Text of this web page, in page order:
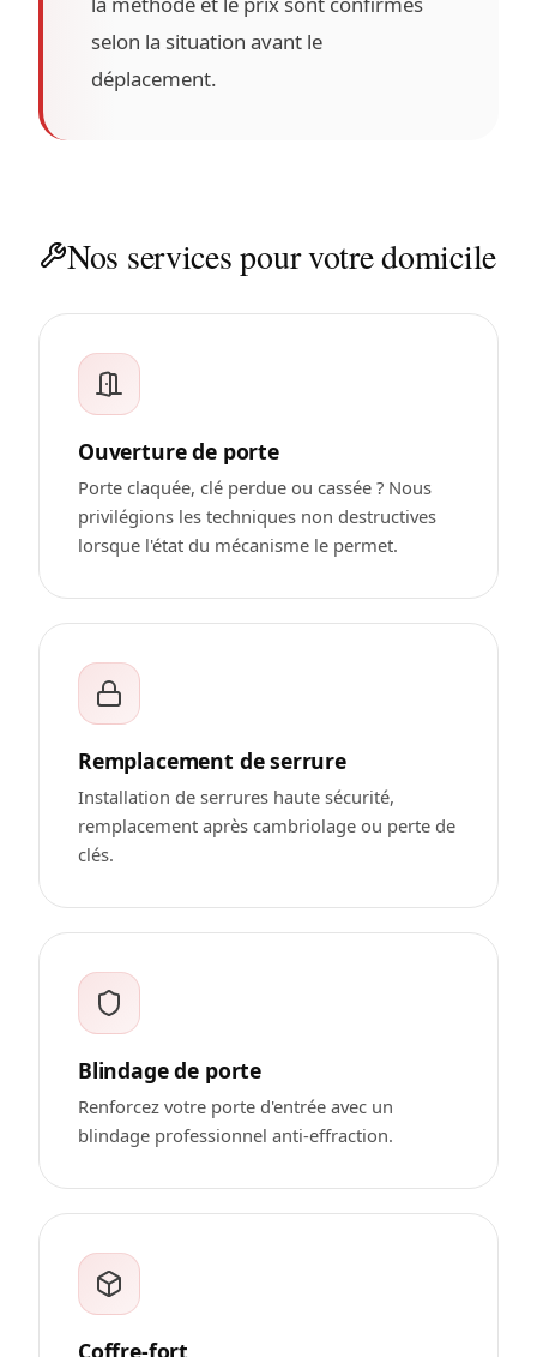
selon la situation avant le
déplacement.
Nos services pour votre domicile
Ouverture de porte
Porte claquée, clé perdue ou cassée ? Nous
privilégions les techniques non destructives
lorsque l'état du mécanisme le permet.
Remplacement de serrure
Installation de serrures haute sécurité,
remplacement après cambriolage ou perte de
clés.
Blindage de porte
Renforcez votre porte d'entrée avec un
blindage professionnel anti-effraction.
Coffre-fort